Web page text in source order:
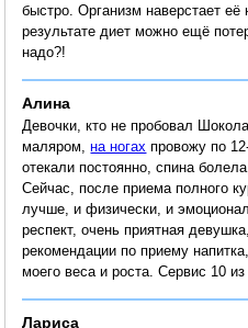
быстро. Организм наверстает
результате диет можно ещё
надо?!
Алина
Девочки, кто не пробовал
маляром,на ногах провожу по
отекали постоянно, спина
Сейчас, после приема полного
лучше, и физически, и
респект, очень приятная
рекомендации по приему
моего веса и роста. Сервис 10 из
Лариса